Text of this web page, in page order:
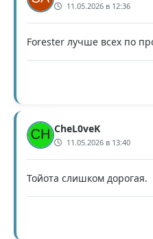
11.05.2026 в 12:36
Forester лучше всех по
CheL0veK
11.05.2026 в 13:40
Тойота слишком дорогая.